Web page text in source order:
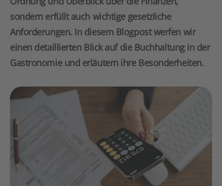
sondern erfüllt auch wichtige gesetzliche
Anforderungen. In diesem Blogpost werfen wir
einen detaillierten Blick auf die Buchhaltung in der
Gastronomie und erläutern ihre Besonderheiten.